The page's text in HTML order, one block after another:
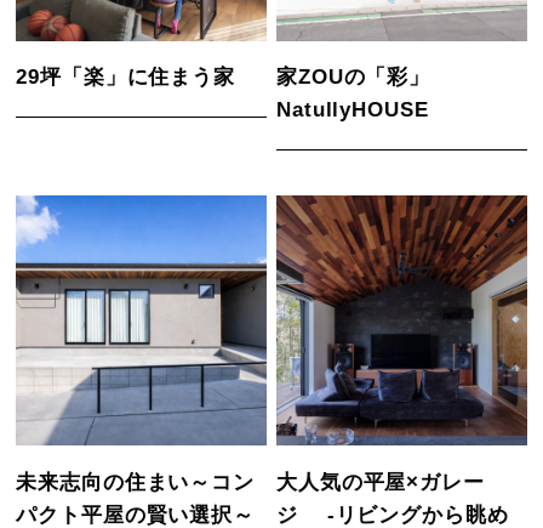
29坪「楽」に住まう家
家ZOUの「彩」
NatullyHOUSE
未来志向の住まい～コン
パクト平屋の賢い選択～
大人気の平屋×ガレー
ジ -リビングから眺め